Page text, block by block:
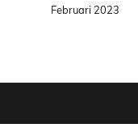
Februari 2023